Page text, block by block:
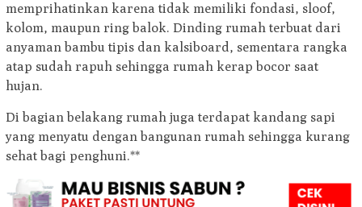
memprihatinkan karena tidak memiliki fondasi, sloof,
kolom, maupun ring balok. Dinding rumah terbuat dari
anyaman bambu tipis dan kalsiboard, sementara rangka
atap sudah rapuh sehingga rumah kerap bocor saat
hujan.
Di bagian belakang rumah juga terdapat kandang sapi
yang menyatu dengan bangunan rumah sehingga kurang
sehat bagi penghuni.**